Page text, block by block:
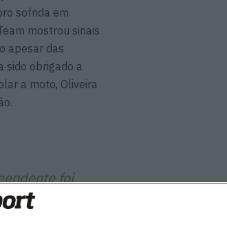
sofrida em
mostrou sinais
apesar das
sido obrigado a
a moto, Oliveira
foi
um
com mais